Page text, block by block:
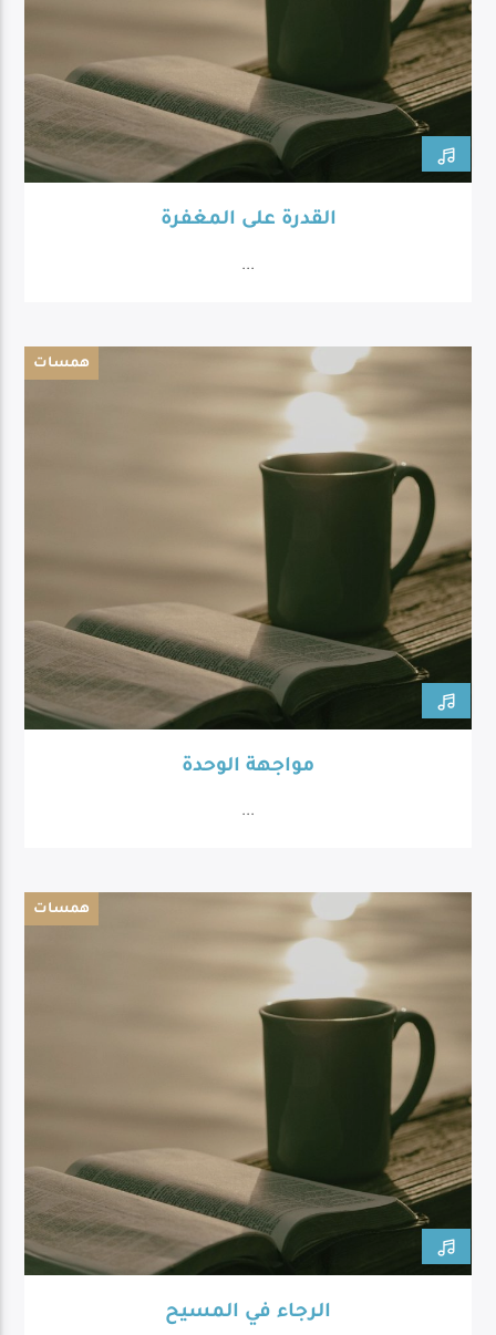
القدرة على المغفرة
...
همسات
مواجهة الوحدة
...
همسات
الرجاء في المسيح